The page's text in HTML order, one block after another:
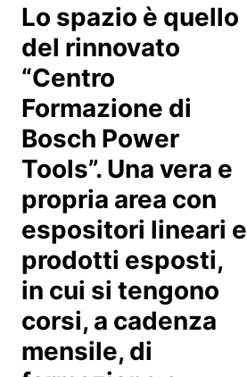
Lo spazio è quello
del rinnovato
“Centro
Formazione di
Bosch Power
Tools”. Una vera e
propria area con
espositori lineari e
prodotti esposti,
in cui si tengono
corsi, a cadenza
mensile, di